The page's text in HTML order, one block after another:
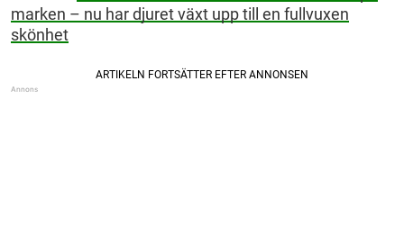
marken – nu har djuret växt upp till en fullvuxen
skönhet